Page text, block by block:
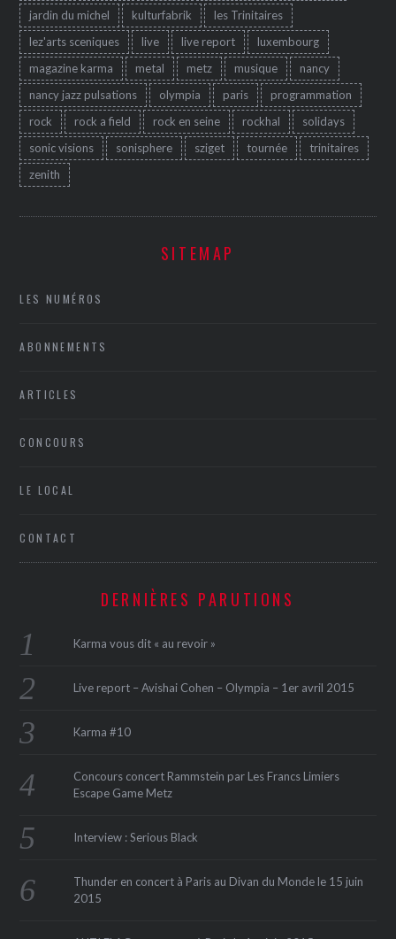
jardin du michel
kulturfabrik
les Trinitaires
lez'arts sceniques
live live report
luxembourg
magazine karma
metal metz musique
nancy
nancy jazz pulsations
olympia paris
programmation
rock
rock a field rock en seine rockhal
solidays
sonic visions
sonisphere sziget tournée
trinitaires
zenith
SITEMAP
LES NUMÉROS
ABONNEMENTS
ARTICLES
CONCOURS
LE LOCAL
CONTACT
DERNIÈRES PARUTIONS
Karma vous dit « au revoir »
Live report – Avishai Cohen – Olympia – 1er avril 2015
Karma #10
Concours concert Rammstein par Les Francs Limiers
Escape Game Metz
Interview : Serious Black
Thunder en concert à Paris au Divan du Monde le 15 juin
2015